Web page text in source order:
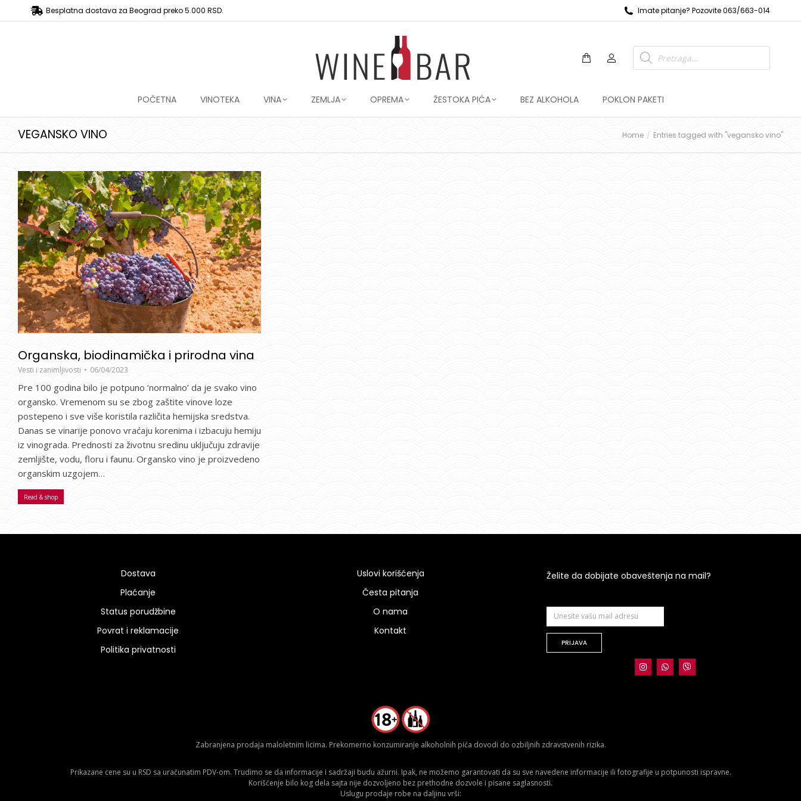
Besplatna dostava za Beograd preko 5.000 RSD. Imate pitanje? Pozovite 063/663-014
POČETNA VINOTEKA VINA ZEMLJA OPREMA ŽESTOKA PIĆA BEZ ALKOHOLA POKLON PAKETI
VEGANSKO VINO Home Entries tagged with "vegansko vino"
Organska, biodinamička i prirodna vina
Vesti i zanimljivosti 06/04/2023
Pre 100 godina bilo je potpuno ’normalno’ da je svako vino
organsko. Vremenom su se zbog zaštite vinove loze
postepeno i sve više koristila različita hemijska sredstva.
Danas se vinarije ponovo vraćaju korenima i izbacuju hemiju
iz vinograda. Prednosti za životnu sredinu uključuju zdravije
zemljište, vodu, floru i faunu. Organsko vino je proizvedeno
organskim uzgojem…
Read & shop
Dostava
Plaćanje
Status porudžbine
Povrat i reklamacije
Politika privatnosti
Uslovi korišćenja
Česta pitanja
O nama
Kontakt
Želite da dobijate obaveštenja na mail?
PRIJAVA
Zabranjena prodaja maloletnim licima. Prekomerno konzumiranje alkoholnih pića dovodi do ozbiljnih zdravstvenih rizika.
Prikazane cene su u RSD sa uračunatim PDV-om. Trudimo se da informacije i sadržaji budu ažurni. Ipak, ne možemo garantovati da su sve navedene informacije ili fotografije u potpunosti ispravne.
Korišćenje bilo kog dela sajta nije dozvoljeno bez prethodne dozvole i pisane saglasnosti.
Uslugu prodaje robe na daljinu vrši: